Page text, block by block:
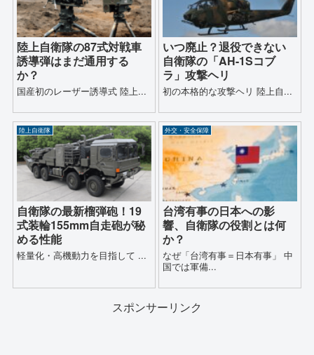
陸上自衛隊の87式対戦車
誘導弾はまだ通用する
か？
国産初のレーザー誘導式 陸上...
いつ廃止？退役できない
自衛隊の「AH-1Sコブ
ラ」攻撃ヘリ
初の本格的な攻撃ヘリ 陸上自...
陸上自衛隊
自衛隊の最新榴弾砲！19
式装輪155mm自走砲が秘
める性能
軽量化・高機動力を目指して ...
外交・安全保障
台湾有事の日本への影
響、自衛隊の役割とは何
か？
なぜ「台湾有事＝日本有事」 中
国では軍備...
スポンサーリンク